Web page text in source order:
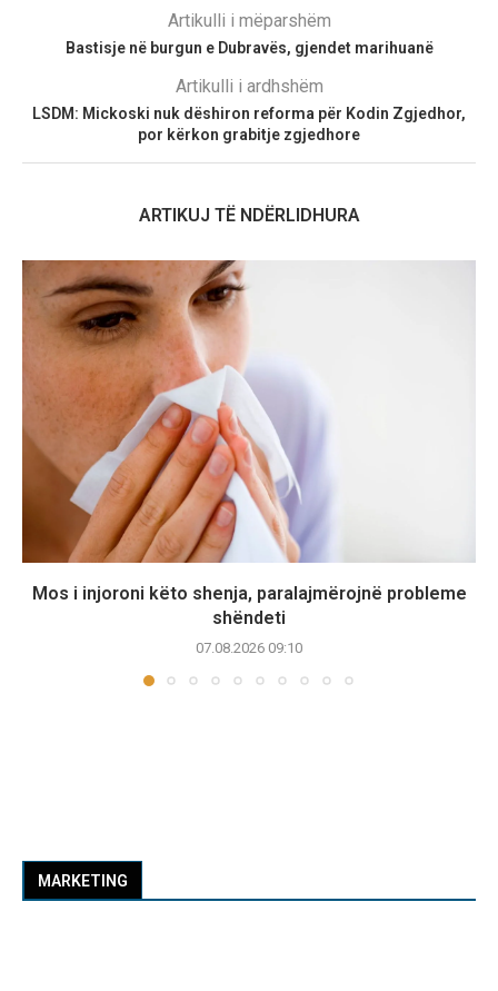
Artikulli i mëparshëm
Bastisje në burgun e Dubravës, gjendet marihuanë
Artikulli i ardhshëm
LSDM: Mickoski nuk dëshiron reforma për Kodin Zgjedhor,
por kërkon grabitje zgjedhore
ARTIKUJ TË NDËRLIDHURA
Mos i injoroni këto shenja, paralajmërojnë probleme
shëndeti
07.08.2026 09:10
MARKETING